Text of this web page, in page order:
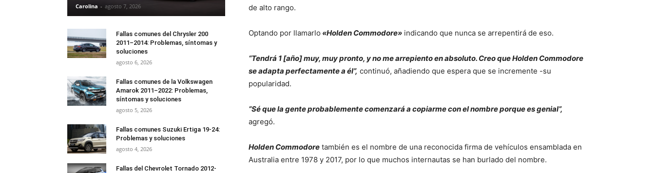
de alto rango.
Optando por llamarlo «Holden Commodore» indicando que nunca se arrepentirá de eso.
“Tendrá 1 [año] muy, muy pronto, y no me arrepiento en absoluto. Creo que Holden Commodore
se adapta perfectamente a él”, continuó, añadiendo que espera que se incremente -su
popularidad.
“Sé que la gente probablemente comenzará a copiarme con el nombre porque es genial”,
agregó.
Holden Commodore también es el nombre de una reconocida firma de vehículos ensamblada en
Australia entre 1978 y 2017, por lo que muchos internautas se han burlado del nombre.
Carolina - agosto 7, 2026
Fallas comunes del Chrysler 200
2011–2014: Problemas, síntomas y
soluciones
agosto 6, 2026
Fallas comunes de la Volkswagen
Amarok 2011–2022: Problemas,
síntomas y soluciones
agosto 5, 2026
Fallas comunes Suzuki Ertiga 19-24:
Problemas y soluciones
agosto 4, 2026
Fallas del Chevrolet Tornado 2012-